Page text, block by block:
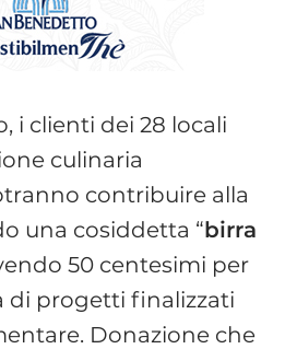
i clienti dei 28 locali
culinaria
contribuire alla
una cosiddetta “birra
50 centesimi per
di progetti finalizzati
Donazione che